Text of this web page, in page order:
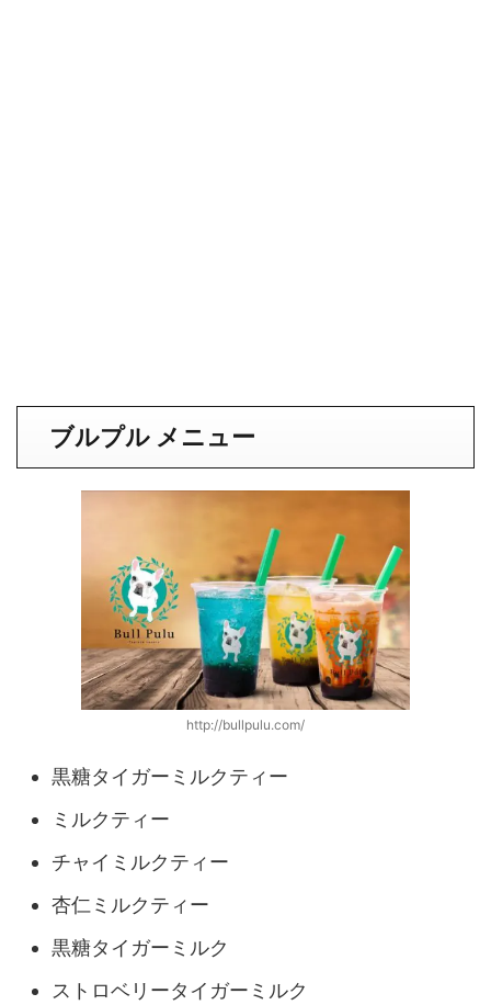
ブルプル メニュー
http://bullpulu.com/
黒糖タイガーミルクティー
ミルクティー
チャイミルクティー
杏仁ミルクティー
黒糖タイガーミルク
ストロベリータイガーミルク